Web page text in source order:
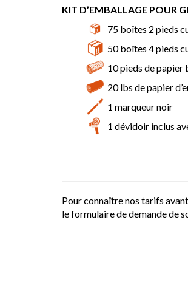
KIT D’EMBALLAGE POUR
75 boîtes 2 pieds
50 boîtes 4 pieds
10 pieds de papier
20 lbs de papier
1 marqueur noir
1 dévidoir inclus
Pour connaître nos tarifs
le formulaire de demande de